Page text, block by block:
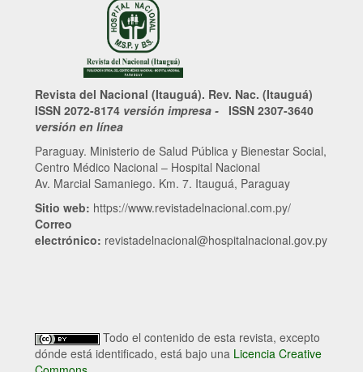
Revista del Nacional (Itauguá). Rev. Nac. (Itauguá)
ISSN 2072-8174 versión impresa - ISSN 2307-3640
versión en línea
Paraguay. Ministerio de Salud Pública y Bienestar Social,
Centro Médico Nacional – Hospital Nacional
Av. Marcial Samaniego. Km. 7. Itauguá, Paraguay
Sitio web: https://www.revistadelnacional.com.py/
Correo
electrónico: revistadelnacional@hospitalnacional.gov.py
Todo el contenido de esta revista, excepto
dónde está identificado, está bajo una Licencia Creative